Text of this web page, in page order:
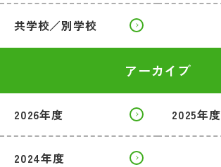
共学校／別学校
アーカイブ
2026年度 2025年度
2024年度